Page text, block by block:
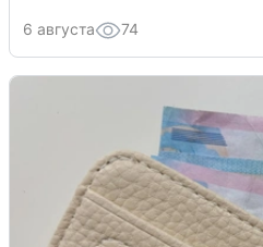
6 августа 74